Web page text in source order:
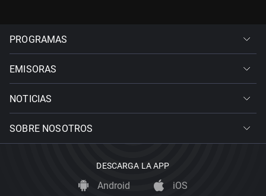
PROGRAMAS
EMISORAS
NOTICIAS
SOBRE NOSOTROS
DESCARGA LA APP
Android iOS